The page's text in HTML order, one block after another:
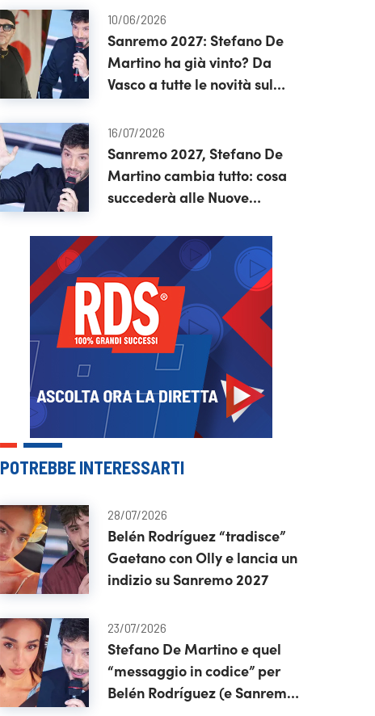
10/06/2026
Sanremo 2027: Stefano De
Martino ha già vinto? Da
Vasco a tutte le novità sul
16/07/2026
Sanremo 2027, Stefano De
Martino cambia tutto: cosa
succederà alle Nuove
POTREBBE INTERESSARTI
28/07/2026
Belén Rodríguez “tradisce”
Gaetano con Olly e lancia un
indizio su Sanremo 2027
23/07/2026
Stefano De Martino e quel
“messaggio in codice” per
Belén Rodríguez (e Sanremo